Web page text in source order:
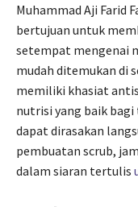
Muhammad Aji Farid
bertujuan untuk
setempat mengenai
mudah ditemukan di
memiliki khasiat
nutrisi yang baik bagi
dapat dirasakan
pembuatan scrub,
dalam siaran tertulis